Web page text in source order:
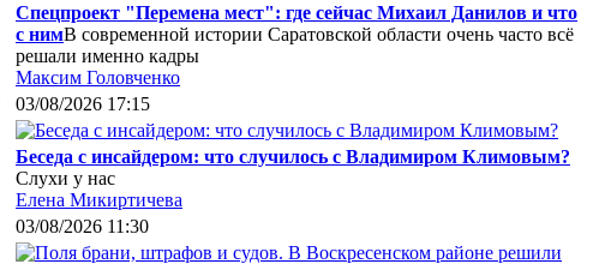
Спецпроект "Перемена мест": где сейчас Михаил Данилов и что
с нимВ современной истории Саратовской области очень часто всё
решали именно кадры
Максим Головченко
03/08/2026 17:15
Беседа с инсайдером: что случилось с Владимиром Климовым?
Слухи у нас
Елена Микиртичева
03/08/2026 11:30